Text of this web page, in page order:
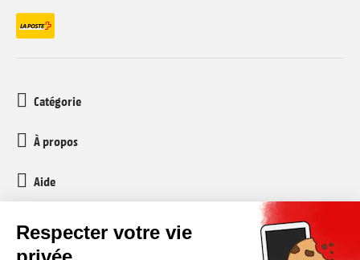
Catégorie
À propos
Aide
Service client